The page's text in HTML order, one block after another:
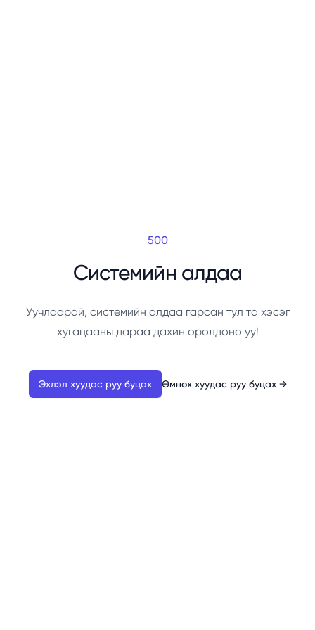
500
Системийн алдаа
Уучлаарай, системийн алдаа гарсан тул та хэсэг
хугацааны дараа дахин оролдоно уу!
Эхлэл хуудас руу буцах Өмнөх хуудас руу буцах →